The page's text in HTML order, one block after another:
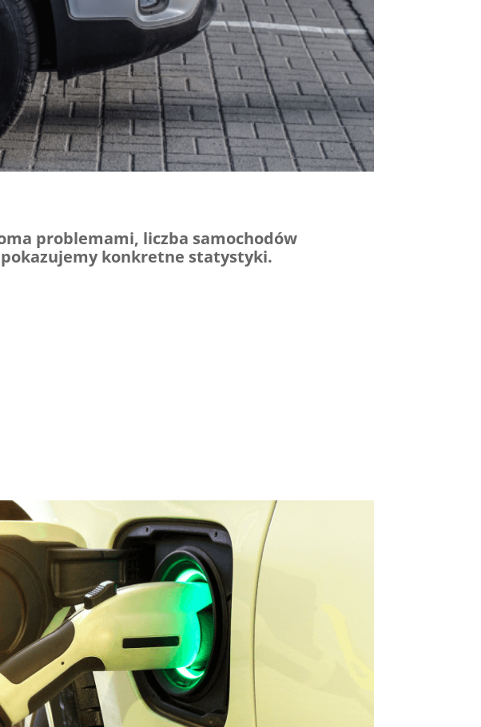
problemami, liczba samochodów
konkretne statystyki.